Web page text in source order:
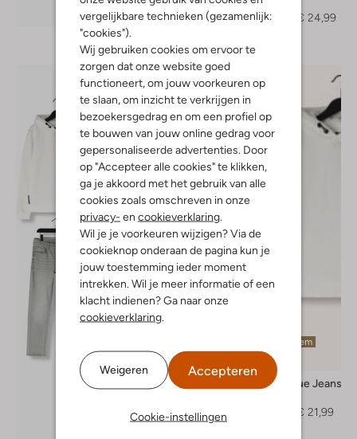
vergelijkbare technieken (gezamenlijk:
"cookies").
Wij gebruiken cookies om ervoor te
zorgen dat onze website goed
functioneert, om jouw voorkeuren op
te slaan, om inzicht te verkrijgen in
bezoekersgedrag en om een profiel op
te bouwen van jouw online gedrag voor
gepersonaliseerde advertenties. Door
op "Accepteer alle cookies" te klikken,
ga je akkoord met het gebruik van alle
cookies zoals omschreven in onze
privacy- en cookieverklaring
Wil je je voorkeuren wijzigen? Via de
cookieknop onderaan de pagina kun je
jouw toestemming ieder moment
intrekken. Wil je meer informatie of een
klacht indienen? Ga naar onze
cookieverklaring
Weigeren Accepteren
Cookie-instellingen
Ontdek de look
€ 49,99
€ 24,99
Laatste item
-60%
Indian Blue Jeans
€ 21,99